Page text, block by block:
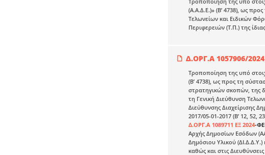
(Α.Α.Δ.Ε.)» (Β’ 4738), ως
Τελωνείων και Ειδικών
Περιφερειών (Τ.Π.) της
Δ.ΟΡΓ.Α 1057906/2024
Τροποποίηση της υπό
(Β’ 4738), ως προς τη
στρατηγικών σκοπών, της
τη Γενική Διεύθυνση
Διεύθυνσης Διαχείρισης
2017/05-01-2017 (Β’ 12, 52,
Δ.ΟΡΓ.Α 1089711 ΕΞ 2024-
Αρχής Δημοσίων Εσόδων
Δημόσιου Υλικού
καθώς και στις